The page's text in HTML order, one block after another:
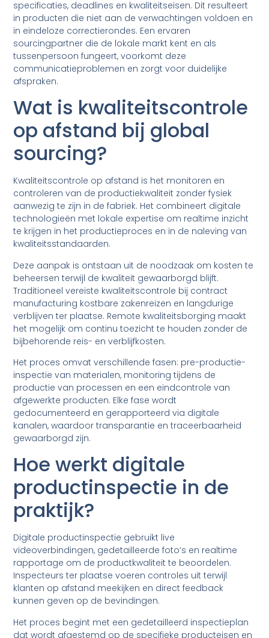
specificaties, deadlines en kwaliteitseisen. Dit resulteert
in producten die niet aan de verwachtingen voldoen en
in eindeloze correctierondes. Een ervaren
sourcingpartner die de lokale markt kent en als
tussenpersoon fungeert, voorkomt deze
communicatieproblemen en zorgt voor duidelijke
afspraken.
Wat is kwaliteitscontrole
op afstand bij global
sourcing?
Kwaliteitscontrole op afstand is het monitoren en
controleren van de productiekwaliteit zonder fysiek
aanwezig te zijn in de fabriek. Het combineert digitale
technologieën met lokale expertise om realtime inzicht
te krijgen in het productieproces en in de naleving van
kwaliteitsstandaarden.
Deze aanpak is ontstaan uit de noodzaak om kosten te
beheersen terwijl de kwaliteit gewaarborgd blijft.
Traditioneel vereiste kwaliteitscontrole bij contract
manufacturing kostbare zakenreizen en langdurige
verblijven ter plaatse. Remote kwaliteitsborging maakt
het mogelijk om continu toezicht te houden zonder de
bijbehorende reis- en verblijfkosten.
Het proces omvat verschillende fasen: pre-productie-
inspectie van materialen, monitoring tijdens de
productie van processen en een eindcontrole van
afgewerkte producten. Elke fase wordt
gedocumenteerd en gerapporteerd via digitale
kanalen, waardoor transparantie en traceerbaarheid
gewaarborgd zijn.
Hoe werkt digitale
productinspectie in de
praktijk?
Digitale productinspectie gebruikt live
videoverbindingen, gedetailleerde foto’s en realtime
rapportage om de productkwaliteit te beoordelen.
Inspecteurs ter plaatse voeren controles uit terwijl
klanten op afstand meekijken en direct feedback
kunnen geven op de bevindingen.
Het proces begint met een gedetailleerd inspectieplan
dat wordt afgestemd op de specifieke producteisen en